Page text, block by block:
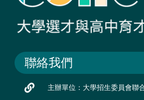
聯絡我們
主辦單位：大學招生委員會聯